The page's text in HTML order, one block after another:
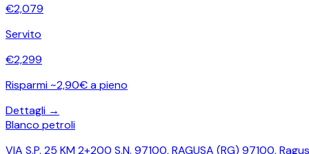
€2,079
Servito
€2,299
Risparmi ~2,90€ a pieno
Dettagli →
Blanco petroli
VIA S.P. 25 KM 2+200 S.N. 97100, RAGUSA (RG) 97100,